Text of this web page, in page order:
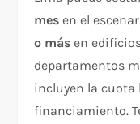
mes en el
o más en
departamentos
incluyen la
financiamiento.